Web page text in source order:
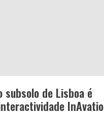
subsolo de Lisboa é